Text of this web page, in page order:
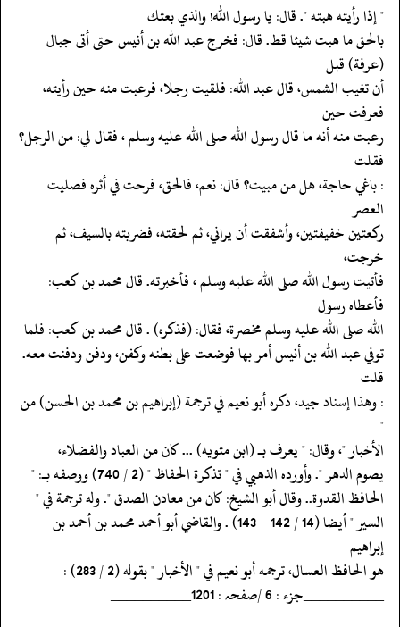
‏‏‏‏" إذا رأيته هبته ". قال: يا رسول الله! والذي بعثك
‏‏‏‏بالحق ما هبت شيئا قط. قال: فخرج عبد الله بن أنيس حتى أتى جبال
(عرفة) قبل
‏‏‏‏أن تغيب الشمس، قال عبد الله: فلقيت رجلا، فرعبت منه حين رأيته،
فعرفت حين
‏‏‏‏رعبت منه أنه ما قال رسول الله صلى الله عليه وسلم ، فقال لي: من الرجل؟
فقلت
‏‏‏‏: باغي حاجة، هل من مبيت؟ قال: نعم، فالحق، فرحت في أثره فصليت
العصر
‏‏‏‏ركعتين خفيفتين، وأشفقت أن يراني، ثم لحقته، فضربته بالسيف، ثم
خرجت،
‏‏‏‏فأتيت رسول الله صلى الله عليه وسلم ، فأخبرته. قال محمد بن كعب:
فأعطاه رسول
‏‏‏‏الله صلى الله عليه وسلم مخصرة، فقال: (فذكره) . قال محمد بن كعب: فلما
‏‏‏‏توفي عبد الله بن أنيس أمر بها فوضعت على بطنه وكفن، ودفن ودفنت معه.
قلت
‏‏‏‏: وهذا إسناد جيد، ذكره أبو نعيم في ترجمة (إبراهيم بن محمد بن الحسن) من
"
‏‏‏‏الأخبار "، وقال: " يعرف بـ (ابن متويه) ... كان من العباد والفضلاء،
‏‏‏‏يصوم الدهر ". وأورده الذهبي في " تذكرة الحفاظ " (2 / 740) ووصفه بـ: "
‏‏‏‏الحافظ القدوة.. وقال أبو الشيخ: كان من معادن الصدق ". وله ترجمة في "
‏‏‏‏السير " أيضا (14 / 142 - 143) . والقاضي أبو أحمد محمد بن أحمد بن
إبراهيم
‏‏‏‏هو الحافظ العسال، ترجمه أبو نعيم في " الأخبار " بقوله (2 / 283) :
‏‏‏‏__________جزء : 6 /صفحہ : 1201__________